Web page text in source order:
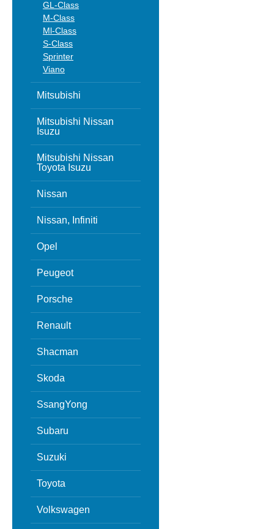
GL-Class
M-Class
Ml-Class
S-Class
Sprinter
Viano
Mitsubishi
Mitsubishi Nissan
Isuzu
Mitsubishi Nissan
Toyota Isuzu
Nissan
Nissan, Infiniti
Opel
Peugeot
Porsche
Renault
Shacman
Skoda
SsangYong
Subaru
Suzuki
Toyota
Volkswagen